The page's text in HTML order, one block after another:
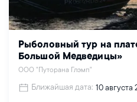
Рыболовный тур на
Большой Медведицы»
ООО "Путорана Глэмп"
Ближайшая дата: 10 августа